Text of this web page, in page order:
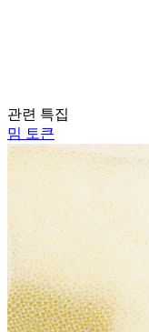
관련 특집
밈 토큰